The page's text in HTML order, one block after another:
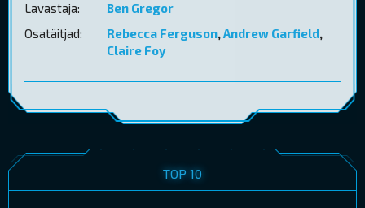
Lavastaja:
Ben Gregor
Osatäitjad:
Rebecca Ferguson,Andrew Garfield,
Claire Foy
TOP 10